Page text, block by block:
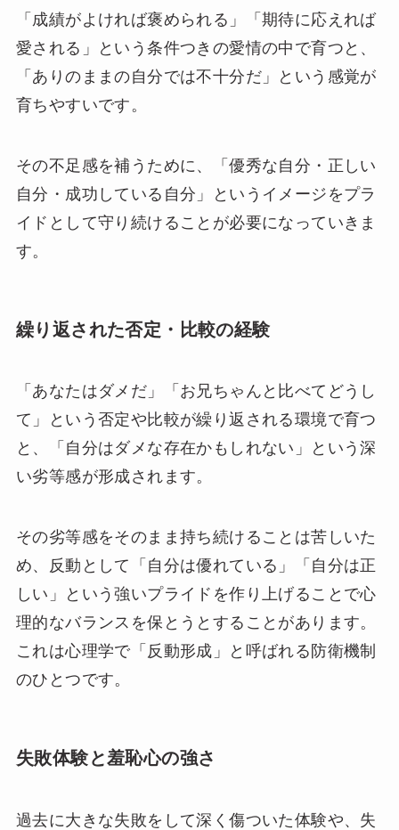
「成績がよければ褒められる」「期待に応えれば
愛される」という条件つきの愛情の中で育つと、
「ありのままの自分では不十分だ」という感覚が
育ちやすいです。
その不足感を補うために、「優秀な自分・正しい
自分・成功している自分」というイメージをプラ
イドとして守り続けることが必要になっていきま
す。
繰り返された否定・比較の経験
「あなたはダメだ」「お兄ちゃんと比べてどうし
て」という否定や比較が繰り返される環境で育つ
と、「自分はダメな存在かもしれない」という深
い劣等感が形成されます。
その劣等感をそのまま持ち続けることは苦しいた
め、反動として「自分は優れている」「自分は正
しい」という強いプライドを作り上げることで心
理的なバランスを保とうとすることがあります。
これは心理学で「反動形成」と呼ばれる防衛機制
のひとつです。
失敗体験と羞恥心の強さ
過去に大きな失敗をして深く傷ついた体験や、失